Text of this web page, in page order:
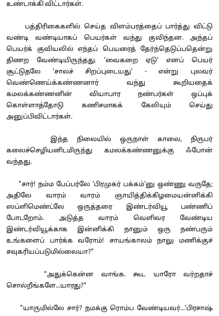
உண்டாக்கி விட்டார்கள்.
பத்திரிகைகளில் செய்த விளம்பரத்தைப் பார்த்து விட்டு
வண்டி வண்டியாகப் பெயர்கள் வந்து குவிந்தன. அந்தப்
பெயர்க் குவியலில் எந்தப் பெயரைத் தேர்ந்தெடுப்பதென்று
திணற வேண்டியிருந்தது. 'வைகறை ஏடு' எனப் பெயர்
சூட்டுதலே 'சாலச் சிறப்புடையது' - என்று புலவர்
வெண்ணெய்க்கண்ணனார் வந்து கூறியதைக்
கமலக்கண்ணனின் வியாபார நண்பர்கள் ஒப்புக்
கொள்ளாத்தோடு கணிசமாகக் கேலியும் செய்து
அனுப்பிவிட்டார்கள்.
இந்த நிலையில் ஒருநாள் காலை, நிருபர்
கலைச்செழியனிடமிருந்து கமலக்கண்ணனுக்கு ஃபோன்
வந்தது.
"சார்! நம்ம பேப்பர்லே 'பிரமுகர் பக்கம்'னு ஒண்ணு வருதே;
அதிலே வாரம் வாரம் ஞாயித்திக்கிழமையன்னிக்கி
ஸப்ளிமெண்ட்லே ஒருத்தரை இண்டர்வியூ பண்ணிப்
போடறோம். அடுத்த வாரம் வெளிவர வேண்டிய
இண்டர்வியூக்காக இன்னிக்கி நானும் ஒரு நண்பரும்
உங்களைப் பார்க்க வரோம்! சாயங்காலம் நாலு மணிக்குச்
சவுகரியப்படுமில்லையா?"
"அதுக்கென்ன வாங்க. கூட யாரோ வர்றதாச்
சொல்றீங்களே...யாரது?"
"யாருமில்லே சார்? நமக்கு ரொம்ப வேண்டியவர்...'பிரசாஷ்